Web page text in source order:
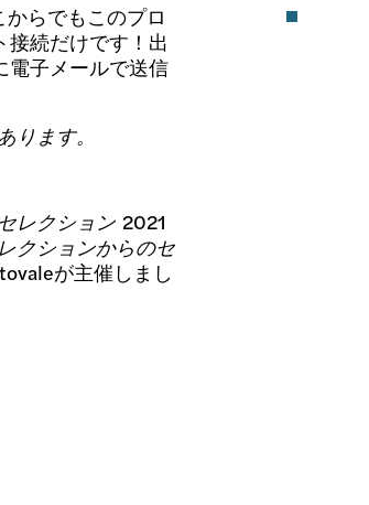
らでもこのプロ
続だけです！出
電子メールで送信
ます。
レクション2021
クションからのセ
が主催しまし